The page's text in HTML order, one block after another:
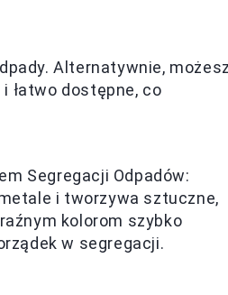
Alternatywnie,
łatwo dostępne, co
Segregacji Odpadów:
i tworzywa sztuczne,
kolorom szybko
w segregacji.